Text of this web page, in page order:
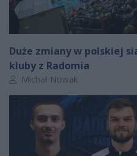
Duże zmiany w polskiej
kluby z Radomia
Autor artykułu:
Michał Nowak